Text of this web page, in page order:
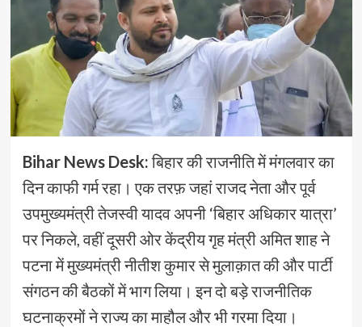
Bihar News Desk:बिहार की राजनीति में मंगलवार का
दिन काफी गर्म रहा। एक तरफ़ जहां राजद नेता और पूर्व
उपमुख्यमंत्री तेजस्वी यादव अपनी ‘बिहार अधिकार यात्रा’
पर निकले, वहीं दूसरी ओर केंद्रीय गृह मंत्री अमित शाह ने
पटना में मुख्यमंत्री नीतीश कुमार से मुलाक़ात की और पार्टी
संगठन की बैठकों में भाग लिया। इन दो बड़े राजनीतिक
घटनाक्रमों ने राज्य का माहौल और भी गरमा दिया।